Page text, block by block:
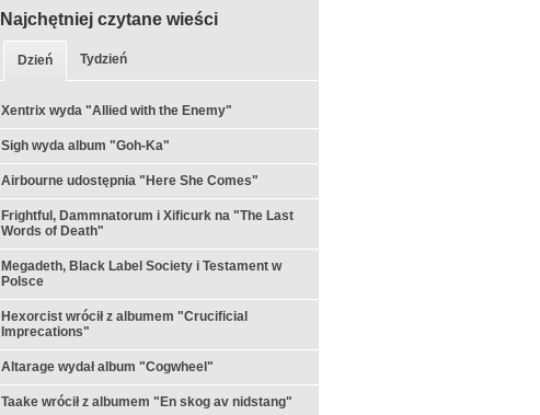
Najchętniej czytane wieści
Dzień Tydzień
Xentrix wyda "Allied with the Enemy"
Sigh wyda album "Goh-Ka"
Airbourne udostępnia "Here She Comes"
Frightful, Dammnatorum i Xificurk na "The Last
Words of Death"
Megadeth, Black Label Society i Testament w
Polsce
Hexorcist wrócił z albumem "Crucificial
Imprecations"
Altarage wydał album "Cogwheel"
Taake wrócił z albumem "En skog av nidstang"